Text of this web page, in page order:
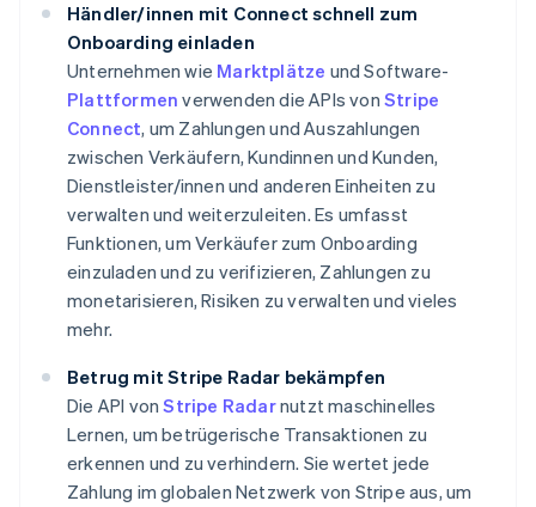
Händler/innen mit Connect schnell zum
Onboarding einladen
Unternehmen wie Marktplätze und Software-
Plattformen verwenden die APIs vonStripe
Connect, um Zahlungen und Auszahlungen
zwischen Verkäufern, Kundinnen und Kunden,
Dienstleister/innen und anderen Einheiten zu
verwalten und weiterzuleiten. Es umfasst
Funktionen, um Verkäufer zum Onboarding
einzuladen und zu verifizieren, Zahlungen zu
monetarisieren, Risiken zu verwalten und vieles
mehr.
Betrug mit Stripe Radar bekämpfen
Die API vonStripe Radarnutzt maschinelles
Lernen, um betrügerische Transaktionen zu
erkennen und zu verhindern. Sie wertet jede
Zahlung im globalen Netzwerk von Stripe aus, um